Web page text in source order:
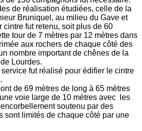
de réalisation étudiées, celle de la
Bruniquel, au milieu du Gave et
cintre fut retenu, soit plus de 60
tour de 7 mètres par 12 mètres dans
aux rochers de chaque côté des
nombre important de chênes de la
Lourdes.
fut réalisé pour édifier le cintre
de 69 mètres de long à 65 mètres
voie large de 10 mètres avec les
soutenu par des
sont limités de chaque côté par une